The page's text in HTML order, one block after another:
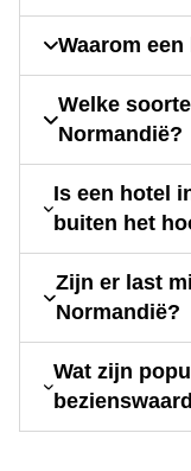
Waarom
Welke
Normandië?
Is een hotel
buiten het
Zijn er last
Normandië?
Wat zijn